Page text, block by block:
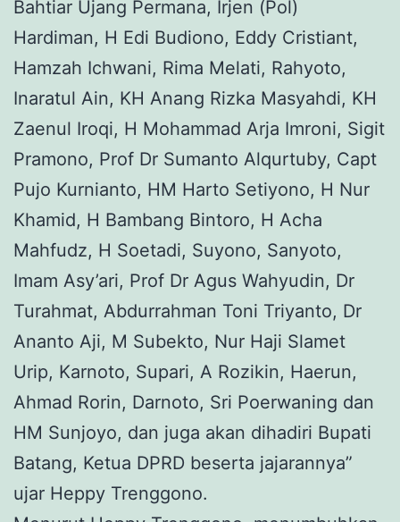
Bahtiar Ujang Permana, Irjen (Pol)
Hardiman, H Edi Budiono, Eddy Cristiant,
Hamzah Ichwani, Rima Melati, Rahyoto,
Inaratul Ain, KH Anang Rizka Masyahdi, KH
Zaenul Iroqi, H Mohammad Arja Imroni, Sigit
Pramono, Prof Dr Sumanto Alqurtuby, Capt
Pujo Kurnianto, HM Harto Setiyono, H Nur
Khamid, H Bambang Bintoro, H Acha
Mahfudz, H Soetadi, Suyono, Sanyoto,
Imam Asy’ari, Prof Dr Agus Wahyudin, Dr
Turahmat, Abdurrahman Toni Triyanto, Dr
Ananto Aji, M Subekto, Nur Haji Slamet
Urip, Karnoto, Supari, A Rozikin, Haerun,
Ahmad Rorin, Darnoto, Sri Poerwaning dan
HM Sunjoyo, dan juga akan dihadiri Bupati
Batang, Ketua DPRD beserta jajarannya”
ujar Heppy Trenggono.